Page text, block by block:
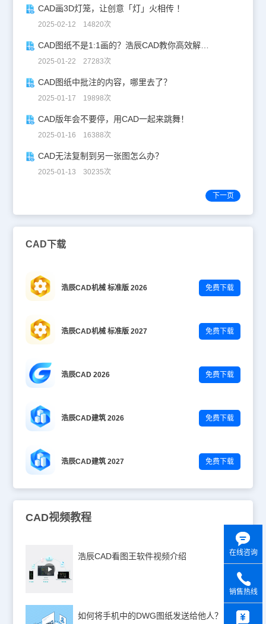
CAD画3D灯笼，让创意「灯」火相传 ！
2025-02-12 14820次
CAD图纸不是1:1画的？浩辰CAD教你高效解决！
2025-01-22 27283次
CAD图纸中批注的内容，哪里去了？
2025-01-17 19898次
CAD版年会不要停，用CAD一起来跳舞！
2025-01-16 16388次
CAD无法复制到另一张图怎么办？
2025-01-13 30235次
下一页
CAD下载
浩辰CAD机械 标准版 2026 免费下载
浩辰CAD机械 标准版 2027 免费下载
浩辰CAD 2026 免费下载
浩辰CAD建筑 2026 免费下载
浩辰CAD建筑 2027 免费下载
CAD视频教程
浩辰CAD看图王软件视频介绍
如何将手机中的DWG图纸发送给他人？
在线咨询
销售热线